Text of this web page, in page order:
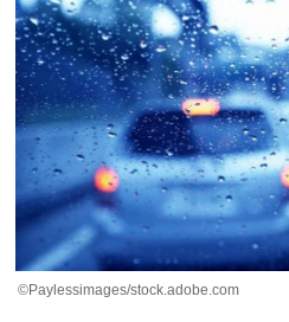
©Paylessimages/stock.adobe.com